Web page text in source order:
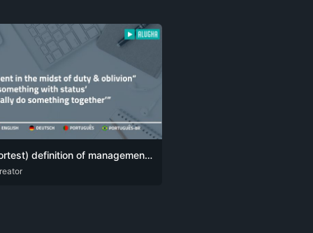
My (shortest) definition of management comes down to one simple sentence:
POR